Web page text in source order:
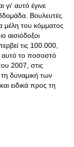
αυτό έγινε
Βουλευτές
μέλη του κόμματος
αισιόδοξοι
τις 100.000,
αυτό το ποσοστό
2007, στις
τη δυναμική των
ειδικά προς τη